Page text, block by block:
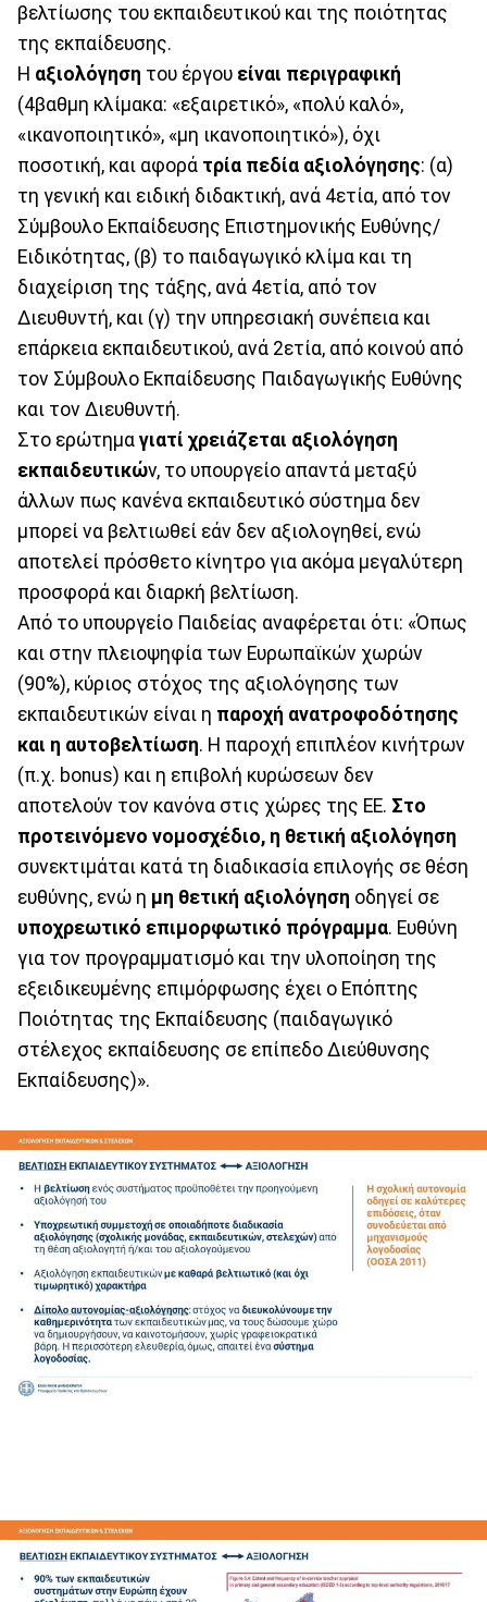
βελτίωσης του εκπαιδευτικού και της ποιότητας
της εκπαίδευσης.
Η αξιολόγηση του έργου είναι περιγραφική
(4βαθμη κλίμακα: «εξαιρετικό», «πολύ καλό»,
«ικανοποιητικό», «μη ικανοποιητικό»), όχι
ποσοτική, και αφορά τρία πεδία αξιολόγησης: (α)
τη γενική και ειδική διδακτική, ανά 4ετία, από τον
Σύμβουλο Εκπαίδευσης Επιστημονικής Ευθύνης/
Ειδικότητας, (β) το παιδαγωγικό κλίμα και τη
διαχείριση της τάξης, ανά 4ετία, από τον
Διευθυντή, και (γ) την υπηρεσιακή συνέπεια και
επάρκεια εκπαιδευτικού, ανά 2ετία, από κοινού από
τον Σύμβουλο Εκπαίδευσης Παιδαγωγικής Ευθύνης
και τον Διευθυντή.
Στο ερώτημα γιατί χρειάζεται αξιολόγηση
εκπαιδευτικών, το υπουργείο απαντά μεταξύ
άλλων πως κανένα εκπαιδευτικό σύστημα δεν
μπορεί να βελτιωθεί εάν δεν αξιολογηθεί, ενώ
αποτελεί πρόσθετο κίνητρο για ακόμα μεγαλύτερη
προσφορά και διαρκή βελτίωση.
Από το υπουργείο Παιδείας αναφέρεται ότι: «Όπως
και στην πλειοψηφία των Ευρωπαϊκών χωρών
(90%), κύριος στόχος της αξιολόγησης των
εκπαιδευτικών είναι η παροχή ανατροφοδότησης
και η αυτοβελτίωση. Η παροχή επιπλέον κινήτρων
(π.χ. bonus) και η επιβολή κυρώσεων δεν
αποτελούν τον κανόνα στις χώρες της ΕΕ. Στο
προτεινόμενο νομοσχέδιο, η θετική αξιολόγηση
συνεκτιμάται κατά τη διαδικασία επιλογής σε θέση
ευθύνης, ενώ η μη θετική αξιολόγηση οδηγεί σε
υποχρεωτικό επιμορφωτικό πρόγραμμα. Ευθύνη
για τον προγραμματισμό και την υλοποίηση της
εξειδικευμένης επιμόρφωσης έχει ο Επόπτης
Ποιότητας της Εκπαίδευσης (παιδαγωγικό
στέλεχος εκπαίδευσης σε επίπεδο Διεύθυνσης
Εκπαίδευσης)».